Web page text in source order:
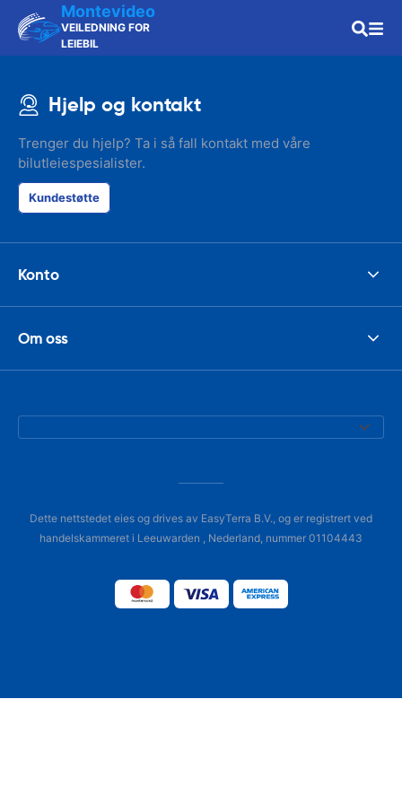
Montevideo
VEILEDNING FOR
LEIEBIL
Hjelp og kontakt
Trenger du hjelp? Ta i så fall kontakt med våre
bilutleiespesialister.
Kundestøtte
Konto
Om oss
Dette nettstedet eies og drives av EasyTerra B.V., og er registrert ved
handelskammeret i Leeuwarden , Nederland, nummer 01104443